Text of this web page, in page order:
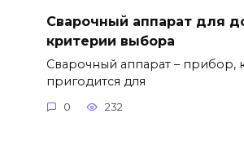
Сварочный аппарат для
критерии выбора
Сварочный аппарат – прибор,
пригодится для
0 232